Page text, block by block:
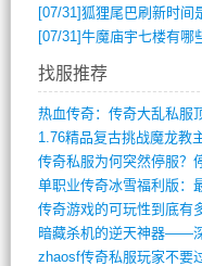
[07/31]狐狸尾巴刷新时间是多久？如何高
[07/31]牛魔庙宇七楼有哪些怪
找服推荐
1.76精品复古挑战魔龙教
传奇游戏的可玩性到底有
zhaosf传奇私服玩家不要